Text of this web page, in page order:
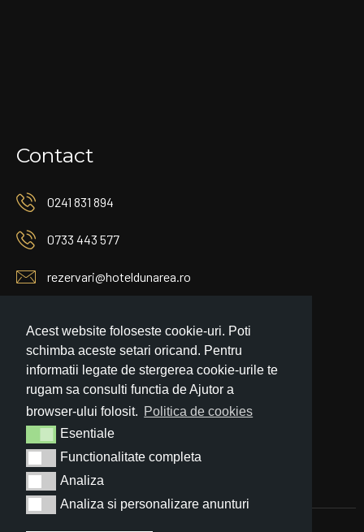
Acest website foloseste cookie-uri. Poti
schimba aceste setari oricand. Pentru
informatii legate de stergerea cookie-urile te
rugam sa consulti functia de Ajutor a
browser-ului folosit. Politica de cookies
EsentialeEsentiale
Functionalitate completa
Functionalitate completa
AnalizaAnaliza
Analiza si personalizare anunturi
Analiza si personalizare anunturi
REZERVA TELEFONIC
Contact
0241 831 894
0733 443 577
rezervari@hoteldunarea.ro
Receptia functioneaza non-stop
Live webcam